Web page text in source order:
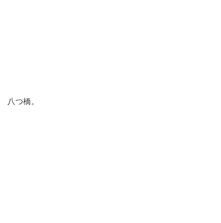
八つ橋。